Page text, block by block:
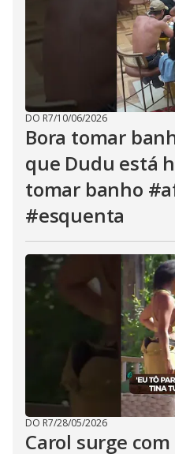
DO R7/10/06/2026
Bora tomar
que Dudu está
tomar banho
#esquenta
DO R7/28/05/2026
Carol surge